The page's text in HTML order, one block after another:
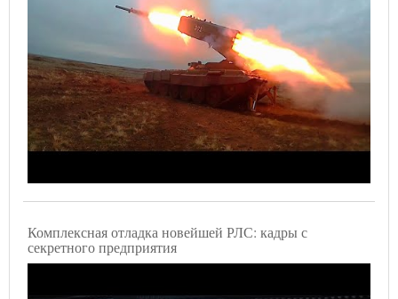
Комплексная отладка новейшей РЛС: кадры с
секретного предприятия